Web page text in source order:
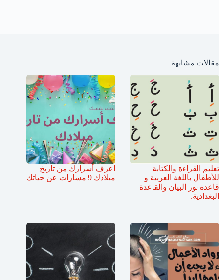
مقالات مشابهة
تعليم القراءة والكتابة
للأطفال باللغة العربية و
قاعدة نور البيان والقاعدة
البغدادية.
اعرف أسرارك من تاريخ
ميلادك 9 مسارات عن حياتك